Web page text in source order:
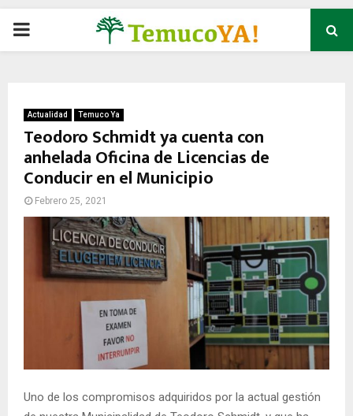
P
M
A
E
Actualidad Temuco Ya
Teodoro Schmidt ya cuenta con
anhelada Oficina de Licencias de
Conducir en el Municipio
Febrero 25, 2021
Uno de los compromisos adquiridos por la actual gestión